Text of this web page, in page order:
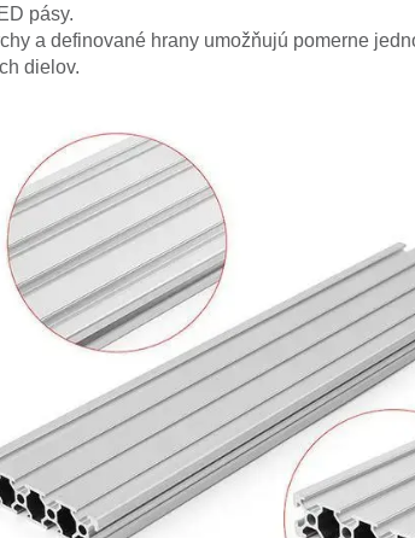
pásy.
a definované hrany umožňujú pomerne
dielov.